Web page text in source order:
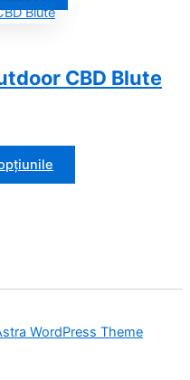
CBD Blute
WordPress Theme